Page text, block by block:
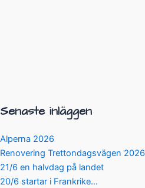
Senaste inläggen
Alperna 2026
Renovering Trettondagsvägen 2026
21/6 en halvdag på landet
20/6 startar i Frankrike…